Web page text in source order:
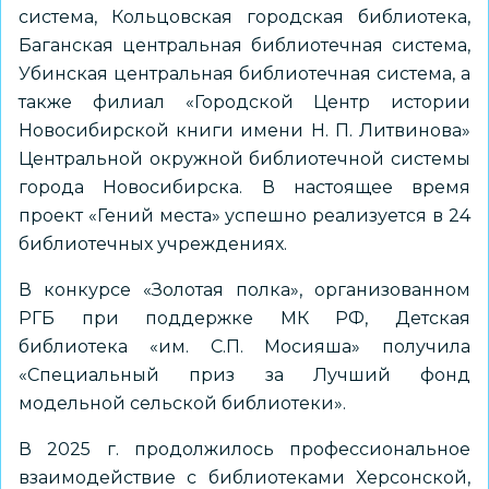
система, Кольцовская городская библиотека,
Баганская центральная библиотечная система,
Убинская центральная библиотечная система, а
также филиал «Городской Центр истории
Новосибирской книги имени Н. П. Литвинова»
Центральной окружной библиотечной системы
города Новосибирска. В настоящее время
проект «Гений места» успешно реализуется в 24
библиотечных учреждениях.
В конкурсе «Золотая полка», организованном
РГБ при поддержке МК РФ, Детская
библиотека «им. С.П. Мосияша» получила
«Специальный приз за Лучший фонд
модельной сельской библиотеки».
В 2025 г. продолжилось профессиональное
взаимодействие с библиотеками Херсонской,